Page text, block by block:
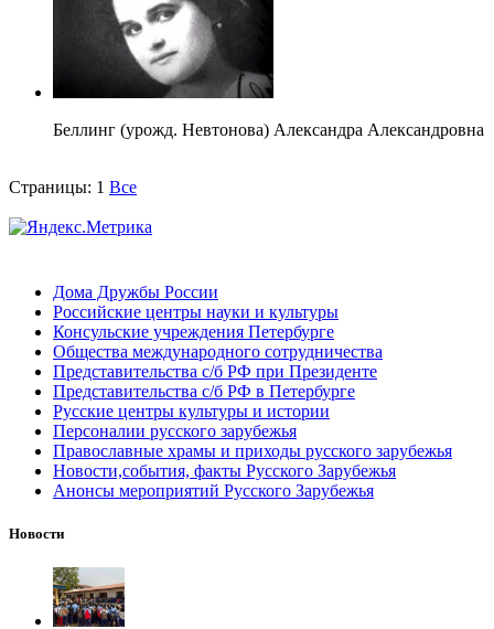
Беллинг (урожд. Невтонова) Александра Александровна
Страницы: 1 Все
Дома Дружбы России
Российские центры науки и культуры
Консульские учреждения Петербурге
Общества международного сотрудничества
Представительства с/б РФ при Президенте
Представительства с/б РФ в Петербурге
Русские центры культуры и истории
Персоналии русского зарубежья
Православные храмы и приходы русского зарубежья
Новости,события, факты Русского Зарубежья
Анонсы мероприятий Русского Зарубежья
Новости